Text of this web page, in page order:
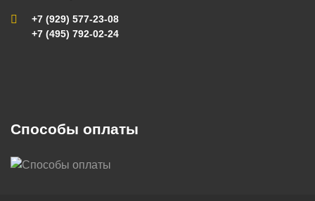
+7 (929) 577-23-08
+7 (495) 792-02-24
Способы оплаты